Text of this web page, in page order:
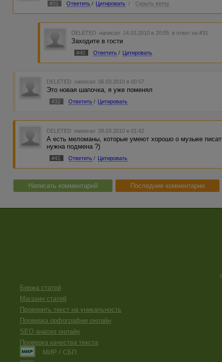
#31 Ответить / Цитировать / Скрыть ветку
DELETED написал 14.03.2010 в 20:05 в ответ на #31
Заходите в гости
#40 Ответить / Цитировать
DELETED написал 06.03.2010 в 00:57
Это новая шапочка, я уже поменял
#32 Ответить / Цитировать
DELETED написал 28.03.2010 в 01:42
А есть меломаны, которые умеют хорошо о музыке
нужна подмена ?)
#41 Ответить / Цитировать
Написать комментарий Последние комментарии
Биржа статей
Магазин статей
Проверить текст на уникальность
Проверка орфографии онлайн
SEO анализ онлайн
Проверка качества текста
МИР / СБП